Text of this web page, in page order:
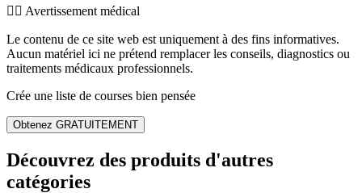
👨‍⚕️️ Avertissement médical
Le contenu de ce site web est uniquement à des fins informatives.
Aucun matériel ici ne prétend remplacer les conseils, diagnostics ou
traitements médicaux professionnels.
Crée une liste de courses bien pensée
Obtenez GRATUITEMENT
Découvrez des produits d'autres
catégories